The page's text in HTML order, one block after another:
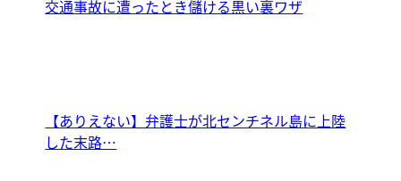
交通事故に遭ったとき儲ける黒い裏ワザ
【ありえない】弁護士が北センチネル島に上陸
した末路…